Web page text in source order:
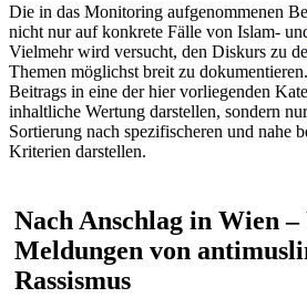
Die in das Monitoring aufgenommenen
nicht nur auf konkrete Fälle von Islam-
Vielmehr wird versucht, den Diskurs zu
Themen möglichst breit zu
Beitrags in eine der hier vorliegenden
inhaltliche Wertung darstellen, sondern
Sortierung nach spezifischeren und nahe
Kriterien darstellen.
Nach Anschlag in Wien –
Meldungen von
Rassismus